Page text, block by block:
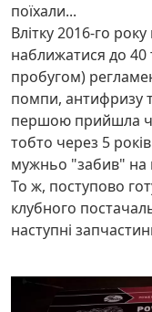
поїхали...
Влітку 2016-го
наближатися до 40
пробугом)
помпи, антифризу
першою прийшла
тобто через 5
мужньо "забив" на
То ж, поступово
клубного
наступні